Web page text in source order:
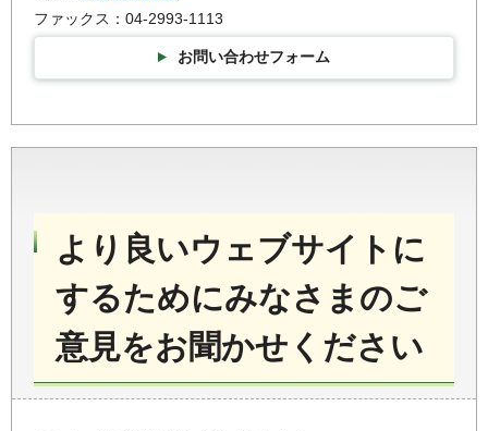
ファックス：04-2993-1113
お問い合わせフォーム
より良いウェブサイトに
するためにみなさまのご
意見をお聞かせください